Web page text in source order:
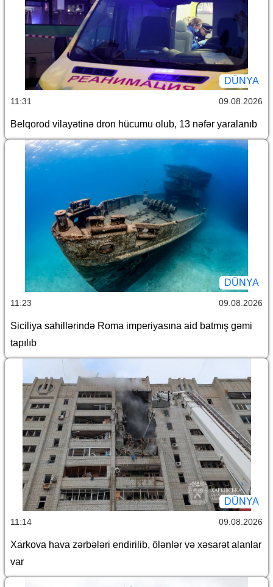
DÜNYA
11:31 09.08.2026
Belqorod vilayətinə dron hücumu olub, 13 nəfər yaralanıb
DÜNYA
11:23 09.08.2026
Siciliya sahillərində Roma imperiyasına aid batmış gəmi
tapılıb
DÜNYA
11:14 09.08.2026
Xarkova hava zərbələri endirilib, ölənlər və xəsarət alanlar
var